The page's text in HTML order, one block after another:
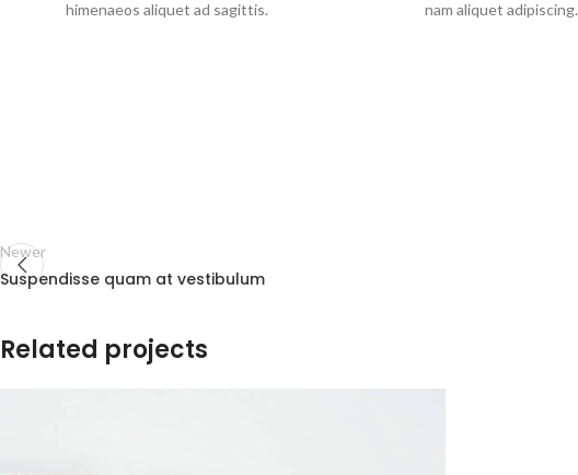
himenaeos aliquet ad sagittis.
nam aliquet adipiscing.
Newer
Suspendisse quam at vestibulum
Related projects